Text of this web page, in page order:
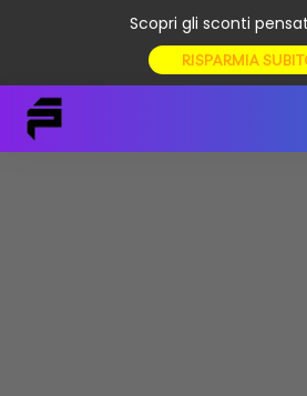
Scopri gli sconti
RISPARMIA